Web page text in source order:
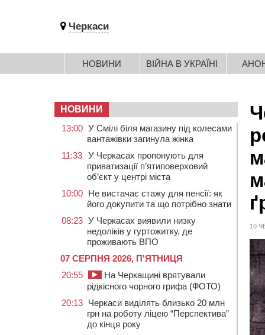
Черкаси
НОВИНИ ВІЙНА В УКРАЇНІ
10
НОВИНИ
13:00 У Смілі біля магазину під колесами
вантажівки загинула жінка
11:33 У Черкасах пропонують для
приватизації п’ятиповерховий
об’єкт у центрі міста
10:00 Не вистачає стажу для пенсії: як
його докупити та що потрібно знати
08:23 У Черкасах виявили низку
недоліків у гуртожитку, де
проживають ВПО
07 СЕРПНЯ 2026, П'ЯТНИЦЯ
20:55
На Черкащині врятували
рідкісного чорного грифа (ФОТО)
20:13 Черкаси виділять близько 20 млн
грн на роботу ліцею “Перспектива”
до кінця року